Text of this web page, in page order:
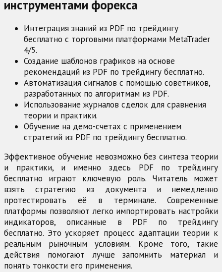
инструментами форекса
Интеграция знаний из PDF по трейдингу
бесплатно с торговыми платформами MetaTrader
4/5.
Создание шаблонов графиков на основе
рекомендаций из PDF по трейдингу бесплатно.
Автоматизация сигналов с помощью советников,
разработанных по алгоритмам из PDF.
Использование журналов сделок для сравнения
теории и практики.
Обучение на демо-счетах с применением
стратегий из PDF по трейдингу бесплатно.
Эффективное обучение невозможно без синтеза теории
и практики, и именно здесь PDF по трейдингу
бесплатно играют ключевую роль. Читатель может
взять стратегию из документа и немедленно
протестировать её в терминале. Современные
платформы позволяют легко импортировать настройки
индикаторов, описанные в PDF по трейдингу
бесплатно. Это ускоряет процесс адаптации теории к
реальным рыночным условиям. Кроме того, такие
действия помогают лучше запомнить материал и
понять тонкости его применения.